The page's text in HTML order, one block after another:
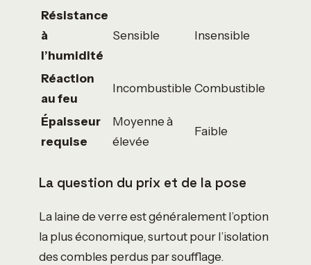
Résistance
à
l’humidité
Sensible Insensible
Réaction
au feu
Incombustible Combustible
Épaisseur
requise
Moyenne à
élevée
Faible
La question du prix et de la pose
La laine de verre est généralement l’option
la plus économique, surtout pour l’isolation
des combles perdus par soufflage.